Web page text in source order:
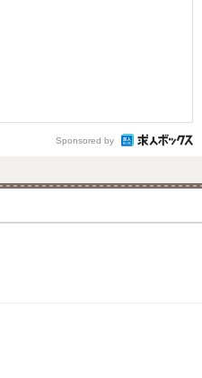
Sponsored by